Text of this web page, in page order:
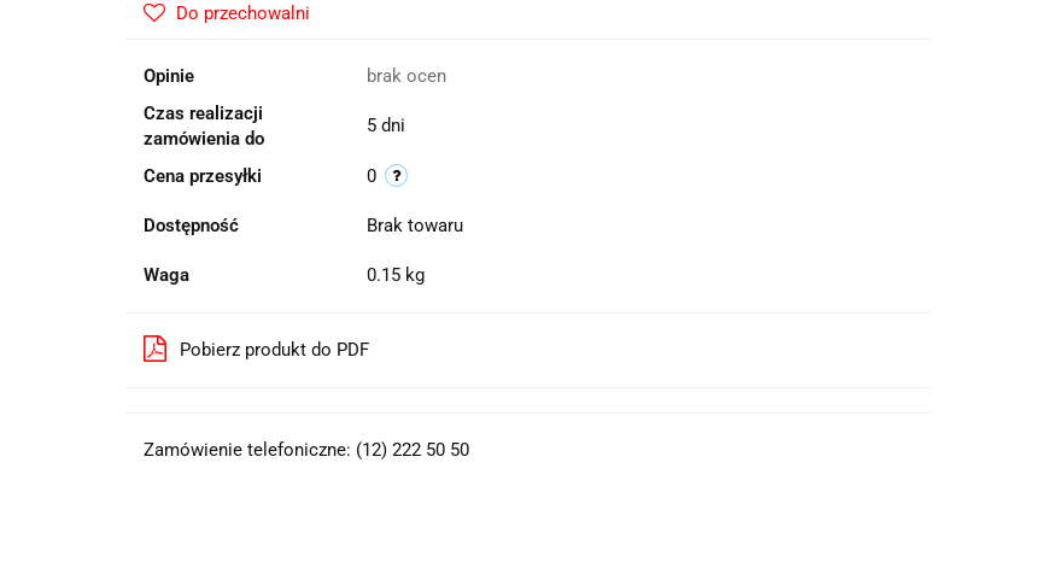
Do przechowalni
Opinie
brak ocen
Czas realizacji
zamówienia do
5 dni
Cena przesyłki 0
Dostępność Brak towaru
Waga 0.15 kg
Pobierz produkt do PDF
Zamówienie telefoniczne: (12) 222 50 50